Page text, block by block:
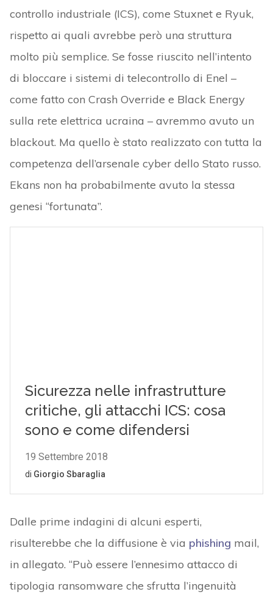
controllo industriale (ICS), come Stuxnet e Ryuk,
rispetto ai quali avrebbe però una struttura
molto più semplice. Se fosse riuscito nell’intento
di bloccare i sistemi di telecontrollo di Enel –
come fatto con Crash Override e Black Energy
sulla rete elettrica ucraina – avremmo avuto un
blackout. Ma quello è stato realizzato con tutta la
competenza dell’arsenale cyber dello Stato russo.
Ekans non ha probabilmente avuto la stessa
genesi “fortunata”.
Dalle prime indagini di alcuni esperti,
risulterebbe che la diffusione è via phishing mail,
in allegato. “Può essere l’ennesimo attacco di
tipologia ransomware che sfrutta l’ingenuità